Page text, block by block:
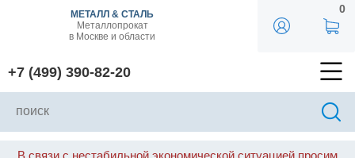
МЕТАЛЛ & СТАЛЬ
Металлопрокат
в Москве и области
+7 (499) 390-82-20
0
В связи с нестабильной экономической ситуацией просим